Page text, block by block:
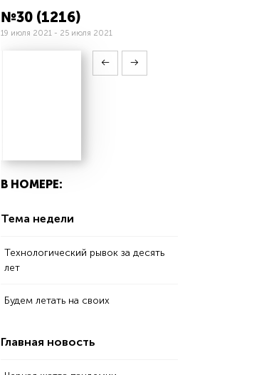
№30 (1216)
19 июля 2021 - 25 июля 2021
В НОМЕРЕ:
Тема недели
Технологический рывок за десять
лет
Будем летать на своих
Главная новость